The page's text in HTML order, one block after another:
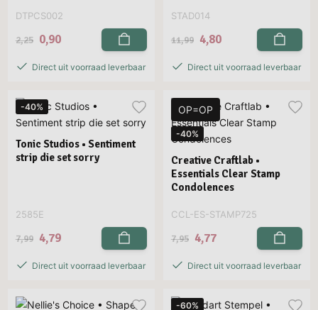
DTPCS002
2,25 0,90
Direct uit voorraad leverbaar
STAD014
11,99 4,80
Direct uit voorraad leverbaar
-40%
Tonic Studios • Sentiment
strip die set sorry
2585E
7,99 4,79
Direct uit voorraad leverbaar
OP=OP
-40%
Creative Craftlab •
Essentials Clear Stamp
Condolences
CCL-ES-STAMP725
7,95 4,77
Direct uit voorraad leverbaar
-60%